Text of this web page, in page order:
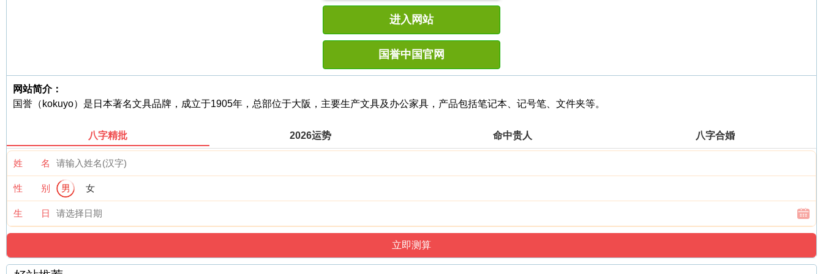
进入网站
国誉中国官网
网站简介：
国誉（kokuyo）是日本著名文具品牌，成立于1905年，总部位于大阪，主要生产文具及办公家具，产品包括笔记本、记号笔、文件夹等。
八字精批 2026运势 命中贵人 八字合婚
姓 名
性 别 男 女
生 日